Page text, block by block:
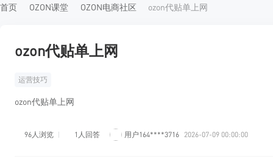
首页 OZON课堂 OZON电商社区 ozon代贴单上网
ozon代贴单上网
运营技巧
ozon代贴单上网
96人浏览 1人回答 用户164****3716 2026-07-09 00:00:00